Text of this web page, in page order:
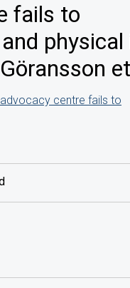
fails to
physical
centre fails to